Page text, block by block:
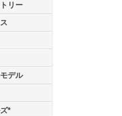
リー
デル
*